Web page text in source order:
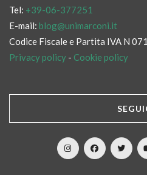
Tel: +39-06-377251
E-mail: blog@unimarconi.it
Codice Fiscale e Partita IVA N
Privacy policy - Cookie policy